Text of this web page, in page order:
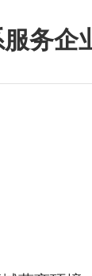
务企